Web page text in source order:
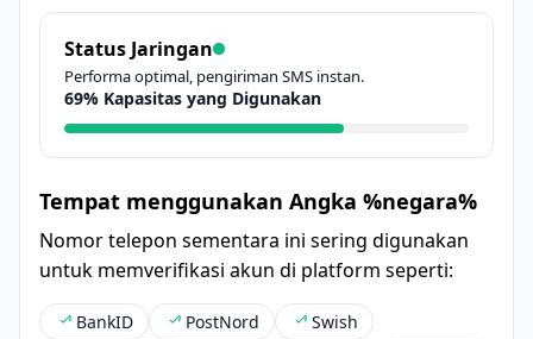
Status Jaringan
Performa optimal, pengiriman SMS instan.
69% Kapasitas yang Digunakan
Tempat menggunakan Angka %negara%
Nomor telepon sementara ini sering digunakan
untuk memverifikasi akun di platform seperti:
BankID PostNord
Swish